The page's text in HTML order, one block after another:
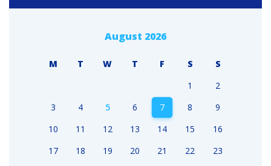
August 2026
M T W T F S
S
1
2
3
4 5 6 7 8
9
10
11 12 13 14 15
16
17
18 19 20 21 22
23